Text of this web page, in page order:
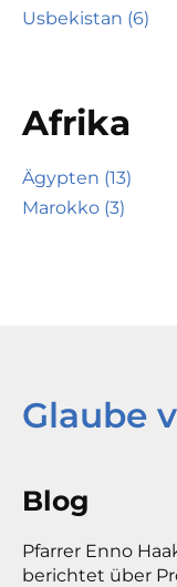
Usbekistan (6)
Afrika
Ägypten (13)
Marokko (3)
Glaube
Blog
Pfarrer Enno
berichtet über